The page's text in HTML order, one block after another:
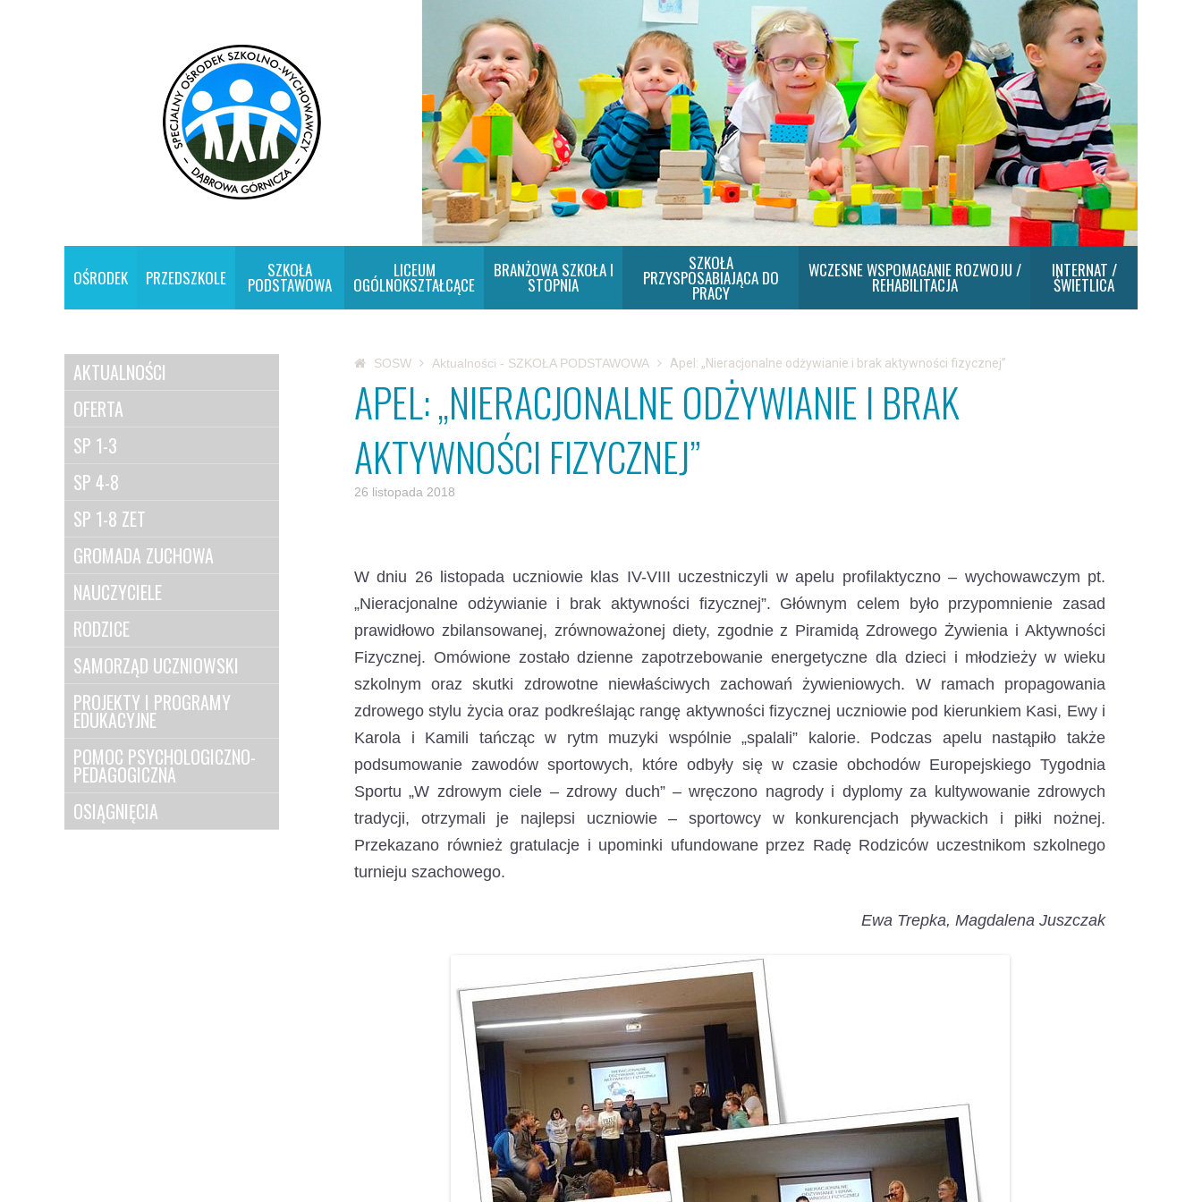
OŚRODEK PRZEDSZKOLE SZKOŁA
PODSTAWOWA
LICEUM
OGÓLNOKSZTAŁCĄCE
BRANŻOWA SZKOŁA I
STOPNIA
SZKOŁA
PRZYSPOSABIAJĄCA DO
PRACY
WCZESNE WSPOMAGANIE ROZWOJU /
REHABILITACJA
INTERNAT /
ŚWIETLICA
AKTUALNOŚCI
OFERTA
SP 1-3
SP 4-8
SP 1-8 ZET
GROMADA ZUCHOWA
NAUCZYCIELE
RODZICE
SAMORZĄD UCZNIOWSKI
PROJEKTY I PROGRAMY
EDUKACYJNE
POMOC PSYCHOLOGICZNO-
PEDAGOGICZNA
OSIĄGNIĘCIA
SOSW Aktualności - SZKOŁA PODSTAWOWA Apel: „Nieracjonalne odżywianie i brak aktywności fizycznej”
APEL: „NIERACJONALNE ODŻYWIANIE I BRAK
AKTYWNOŚCI FIZYCZNEJ”
26 listopada 2018
W dniu 26 listopada uczniowie klas IV-VIII uczestniczyli w apelu profilaktyczno – wychowawczym pt.
„Nieracjonalne odżywianie i brak aktywności fizycznej”. Głównym celem było przypomnienie zasad
prawidłowo zbilansowanej, zrównoważonej diety, zgodnie z Piramidą Zdrowego Żywienia i Aktywności
Fizycznej. Omówione zostało dzienne zapotrzebowanie energetyczne dla dzieci i młodzieży w wieku
szkolnym oraz skutki zdrowotne niewłaściwych zachowań żywieniowych. W ramach propagowania
zdrowego stylu życia oraz podkreślając rangę aktywności fizycznej uczniowie pod kierunkiem Kasi, Ewy i
Karola i Kamili tańcząc w rytm muzyki wspólnie „spalali” kalorie. Podczas apelu nastąpiło także
podsumowanie zawodów sportowych, które odbyły się w czasie obchodów Europejskiego Tygodnia
Sportu „W zdrowym ciele – zdrowy duch” – wręczono nagrody i dyplomy za kultywowanie zdrowych
tradycji, otrzymali je najlepsi uczniowie – sportowcy w konkurencjach pływackich i piłki nożnej.
Przekazano również gratulacje i upominki ufundowane przez Radę Rodziców uczestnikom szkolnego
turnieju szachowego.
Ewa Trepka, Magdalena Juszczak